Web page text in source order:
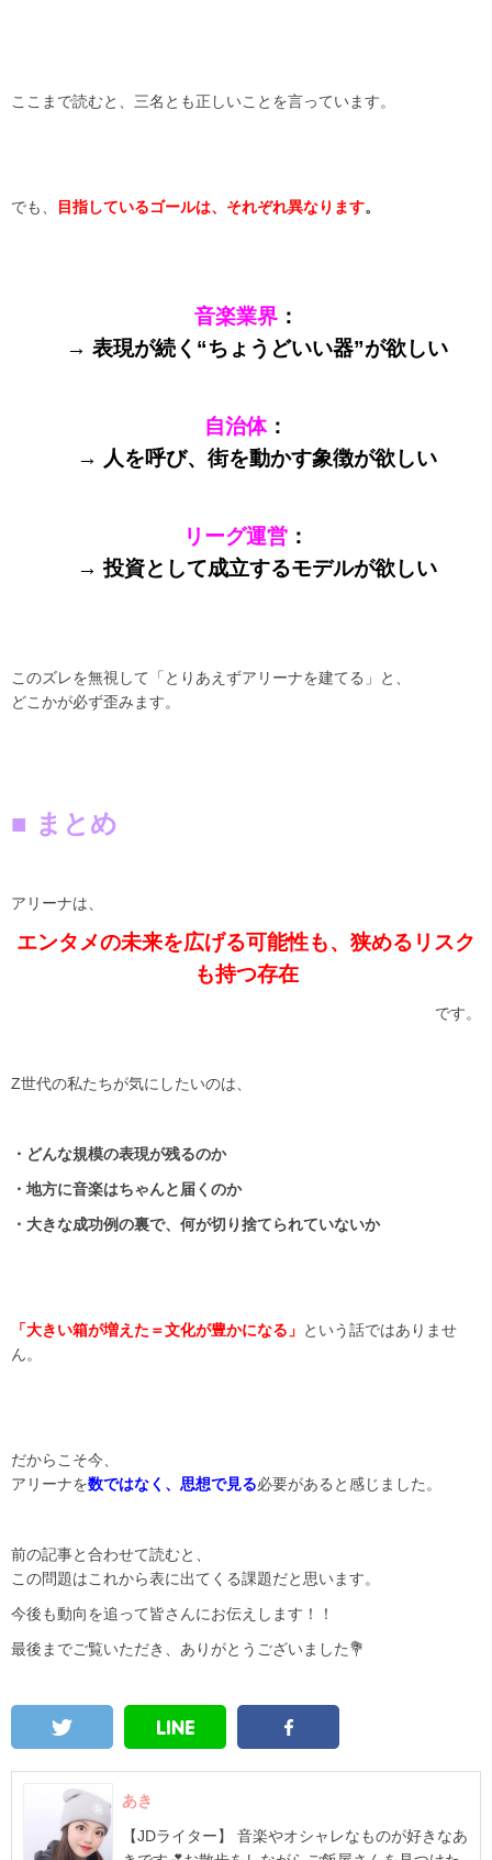
ここまで読むと、三名とも正しいことを言っています。
でも、 目指しているゴールは、それぞれ異なります。
音楽業界：
→ 表現が続く“ちょうどいい器”が欲しい
自治体：
→ 人を呼び、街を動かす象徴が欲しい
リーグ運営 ：
→ 投資として成立するモデルが欲しい
このズレを無視して「とりあえずアリーナを建てる」と、
どこかが必ず歪みます。
■ まとめ
アリーナは、
エンタメの未来を広げる可能性も、狭めるリスク
も持つ存在
です。
Z世代の私たちが気にしたいのは、
・どんな規模の表現が残るのか
・地方に音楽はちゃんと届くのか
・大きな成功例の裏で、何が切り捨てられていないか
「大きい箱が増えた＝文化が豊かになる」 という話ではありませ
ん。
だからこそ今、
アリーナを数ではなく、思想で見る必要があると感じました。
前の記事と合わせて読むと、
この問題はこれから表に出てくる課題だと思います。
今後も動向を追って皆さんにお伝えします！！
最後までご覧いただき、ありがとうございました💐
あき
【JDライター】 音楽やオシャレなものが好きなあ